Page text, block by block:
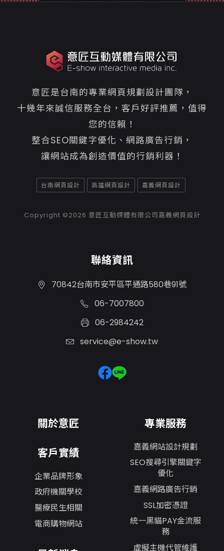
意匠是台南的專業網頁規劃設計團隊，
十幾年來誠信服務全台，客戶好評推薦，值得
您的信賴！
整合SEO關鍵字優化、網路廣告行銷，
讓網站成為創造價值的行銷利器！
台南網頁設計 高雄網頁設計 嘉義網頁設計
Copyright ©2026 意匠互動媒體有限公司嘉義網頁設計
聯絡資訊
70842台南市安平區平通路580巷91號
06-7007800
06-2984242
service@e-show.tw
關於意匠
客戶實績
企業品牌形象
政府機關學校
醫療民生相關
電商購物網站
專業服務
嘉義網站設計規劃
SEO搜尋引擎關鍵字
優化
嘉義網路廣告行銷
SSL加密憑證
統一黑貓PAY金流服
務
虛擬主機代管維護